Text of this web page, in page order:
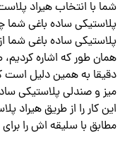
شما با انتخاب هیراد
پلاستیکی ساده باغی شما
پلاستیکی ساده باغی شما
همان طور که اشاره
دقیقا به همین دلیل است
میز و صندلی پلاستیکی
این کار را از طریق هیراد
مطابق با سلیقه اش را